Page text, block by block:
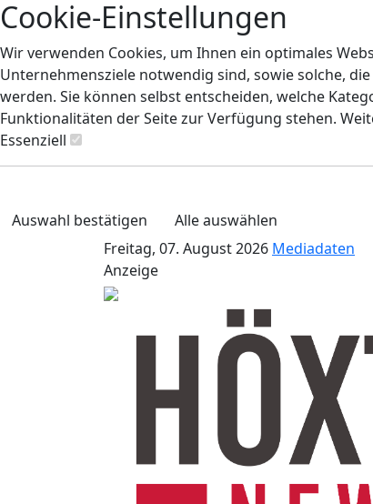
Cookie-Einstellungen
Wir verwenden Cookies, um Ihnen ein optimales
Unternehmensziele notwendig sind, sowie solche,
werden. Sie können selbst entscheiden, welche
Funktionalitäten der Seite zur Verfügung stehen.
Essenziell
Auswahl bestätigen
Alle auswählen
Freitag, 07. August 2026 Mediadaten
Anzeige